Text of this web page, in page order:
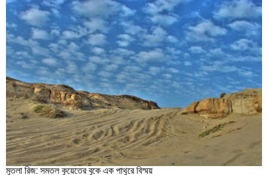
মুতলা রিজ: সমতল কুয়েতের বুকে এক পাথুরে বিস্ময়